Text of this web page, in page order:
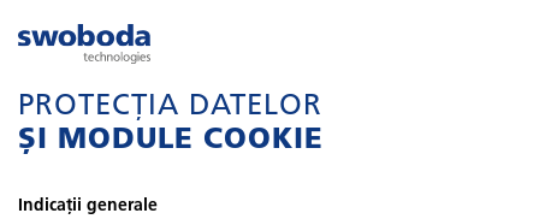
PROTECȚIA DATELOR
ȘI MODULE COOKIE
Indicații generale